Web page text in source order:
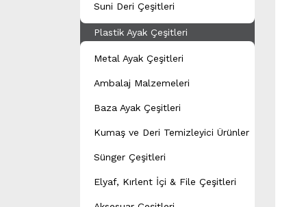
Suni Deri Çeşitleri
Plastik Ayak Çeşitleri
Metal Ayak Çeşitleri
Ambalaj Malzemeleri
Baza Ayak Çeşitleri
Kumaş ve Deri Temizleyici Ürünler
Sünger Çeşitleri
Elyaf, Kırlent İçi & File Çeşitleri